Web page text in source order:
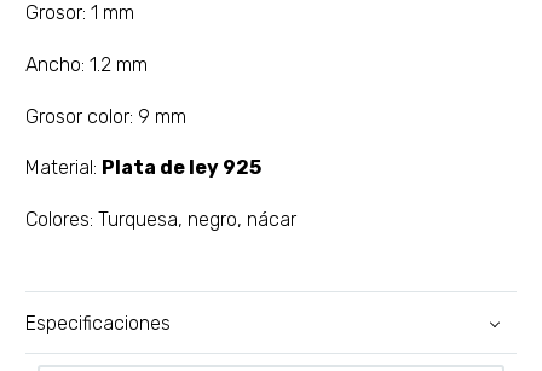
Grosor: 1 mm
Ancho: 1.2 mm
Grosor color: 9 mm
Material: Plata de ley 925
Colores: Turquesa, negro, nácar
Especificaciones